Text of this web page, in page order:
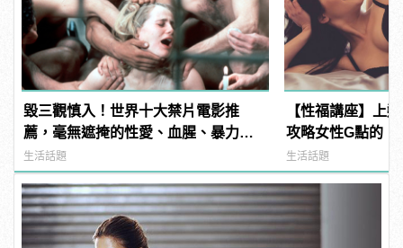
毀三觀慎入！世界十大禁片電影推
薦，毫無遮掩的性愛、血腥、暴力、
噁心到極致！
生活話題
【性福講座】上
攻略女性G點的「
薦！ |
生活話題